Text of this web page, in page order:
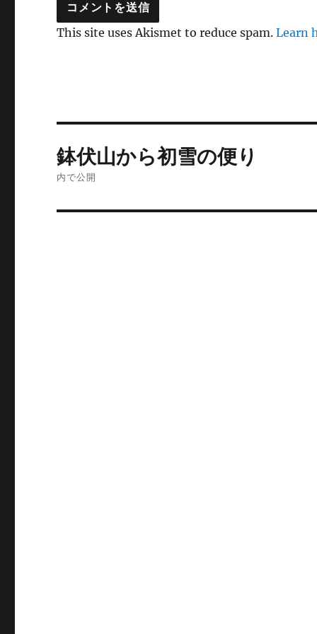
This site uses Akismet to reduce spam.Learn
稿
鉢伏山から初雪の便り
内で公開